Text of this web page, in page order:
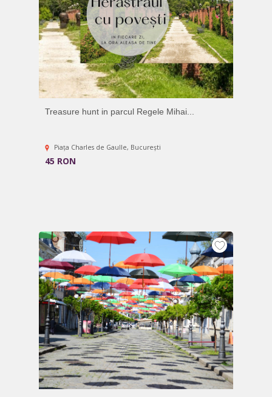
Treasure hunt in parcul Regele Mihai...
Piața Charles de Gaulle, București
45 RON